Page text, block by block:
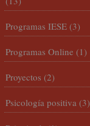
Programas IESE (3)
Programas Online (1)
Proyectos (2)
Psicología positiva (3)